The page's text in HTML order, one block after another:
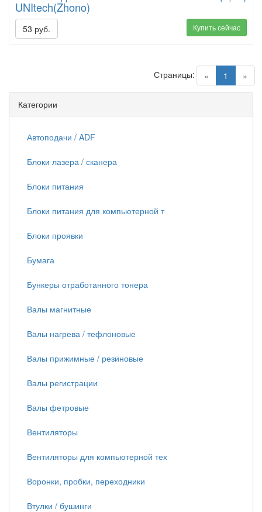
UNItech(Zhono)
53 руб. Купить сейчас
« 1 (current)
»
Страницы:
Категории
Автоподачи / ADF
Блоки лазера / сканера
Блоки питания
Блоки питания для компьютерной т
Блоки проявки
Бумага
Бункеры отработанного тонера
Валы магнитные
Валы нагрева / тефлоновые
Валы прижимные / резиновые
Валы регистрации
Валы фетровые
Вентиляторы
Вентиляторы для компьютерной тех
Воронки, пробки, переходники
Втулки / бушинги